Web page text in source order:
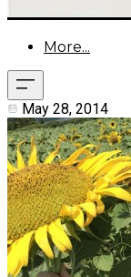
More...
May 28, 2014